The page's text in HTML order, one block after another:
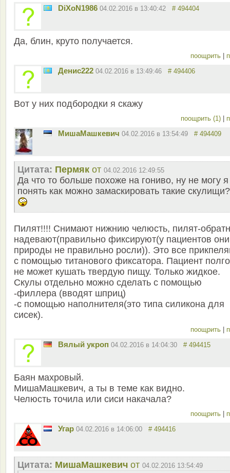
DiXoN1986 04.02.2016 в 13:40:42 # 494404
Да, блин, круто получается.
поощрить
Денис222 04.02.2016 в 13:49:46 # 494406
Вот у них подбородки я скажу
поощрить (1)
MишаМашкевич 04.02.2016 в 13:54:49 # 494409
Цитата: Пермяк от 04.02.2016 12:49:55
Да что то больше похоже на гониво, ну не могу я
понять как можно замаскировать такие
Пилят!!!! Снимают нижнию челюсть, пилят-
надевают(правильно фиксируют(у пациентов
природы не правильно росли)). Это все
с помощью титанового фиксатора. Пациент
не может кушать твердую пищу. Только жидкое.
Скулы отдельно можно сделать с помощью
-филлера (вводят шприц)
-с помощью наполнителя(это типа силикона для
сисек).
поощрить
Вялый укроп 04.02.2016 в 14:04:30 # 494415
Баян махровый.
МишаМашкевич, а ты в теме как видно.
Челюсть точила или сиси накачала?
поощрить
Угар 04.02.2016 в 14:06:00 # 494416
Цитата: MишаМашкевич от 04.02.2016 13:54:49